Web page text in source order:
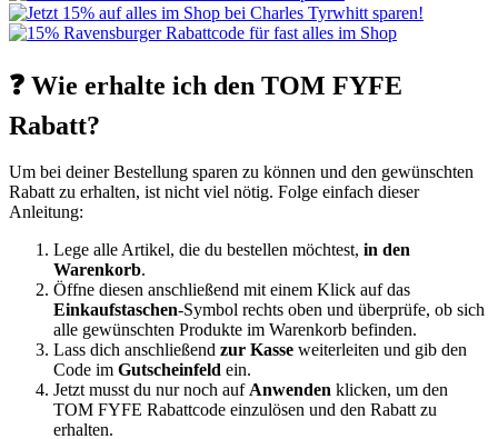
❓ Wie erhalte ich den TOM FYFE
Rabatt?
Um bei deiner Bestellung sparen zu können und den gewünschten
Rabatt zu erhalten, ist nicht viel nötig. Folge einfach dieser
Anleitung:
Lege alle Artikel, die du bestellen möchtest, in den
Warenkorb.
Öffne diesen anschließend mit einem Klick auf das
Einkaufstaschen-Symbol rechts oben und überprüfe, ob sich
alle gewünschten Produkte im Warenkorb befinden.
Lass dich anschließend zur Kasse weiterleiten und gib den
Code im Gutscheinfeld ein.
Jetzt musst du nur noch aufAnwenden klicken, um den
TOM FYFE Rabattcode einzulösen und den Rabatt zu
erhalten.